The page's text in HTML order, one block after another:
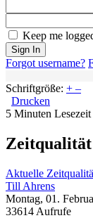
Keep me
Sign In
Forgot username?
Schriftgröße: + –
Drucken
5 Minuten Lesezeit
Zeitqualität
Aktuelle
Till Ahrens
Montag, 01.
33614 Aufrufe